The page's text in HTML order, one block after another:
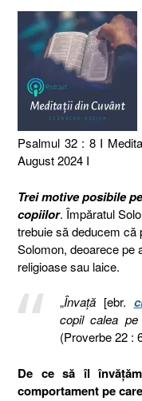
Psalmul 32 : 8 I
August 2024 I
Trei motive posibile
copiilor. Împăratul
trebuie să deducem că
Solomon, deoarece pe
religioase sau laice.
„Învață[ebr.
copil calea
(Proverbe 22 :
De ce să îl
comportament pe